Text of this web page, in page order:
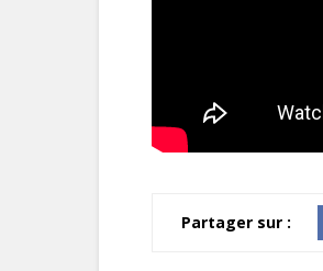
Partager sur :